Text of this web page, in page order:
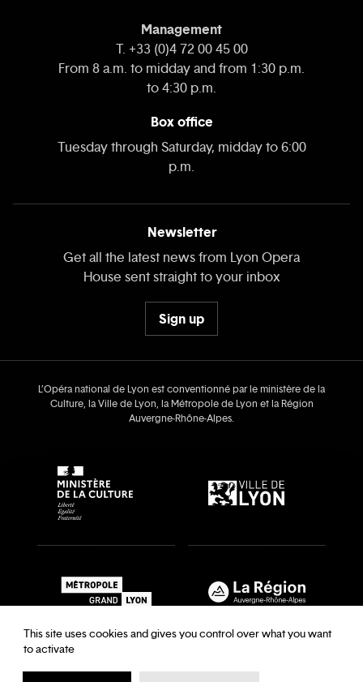
Management
T. +33 (0)4 72 00 45 00
From 8 a.m. to midday and from 1:30 p.m.
to 4:30 p.m.
Box office
Tuesday through Saturday, midday to 6:00
p.m.
Newsletter
Get all the latest news from Lyon Opera
House sent straight to your inbox
Sign up
L’Opéra national de Lyon est conventionné par le ministère de la
Culture, la Ville de Lyon, la Métropole de Lyon et la Région
Auvergne‑Rhône‑Alpes.
This site uses cookies and gives you control over what you want
to activate